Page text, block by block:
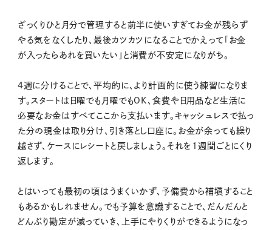
ざっくりひと月分で管理すると前半に使いすぎてお金が残らず
やる気をなくしたり、最後カツカツになることでかえって「お金
が入ったらあれを買いたい」と消費が不安定になりがち。
4週に分けることで、平均的に、より計画的に使う練習になりま
す。スタートは日曜でも月曜でもOK、食費や日用品など生活に
必要なお金はすべてここから支払います。キャッシュレスで払っ
た分の現金は取り分け、引き落とし口座に。お金が余っても繰り
越さず、ケースにレシートと戻しましょう。それを1週間ごとにくり
返します。
とはいっても最初の頃はうまくいかず、予備費から補塡すること
もあるかもしれません。でも予算を意識することで、だんだんと
どんぶり勘定が減っていき、上手にやりくりができるようになっ